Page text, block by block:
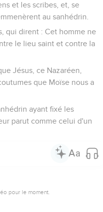
et les scribes, et, se
au sanhédrin.
qui dirent : Cet homme ne
le lieu saint et contre la
Jésus, ce Nazaréen,
que Moïse nous a
ayant fixé les
parut comme celui d'un
pour le moment.